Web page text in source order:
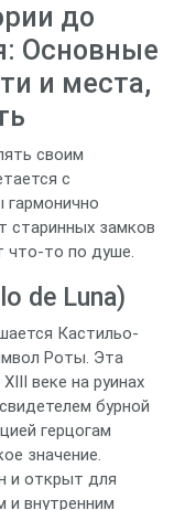
до
Основные
и места,
своим
с
старинных замков
что-то по душе.
de Luna)
Кастильо-
Роты. Эта
веке на руинах
бурной
герцогам
значение.
и открыт для
и внутренним